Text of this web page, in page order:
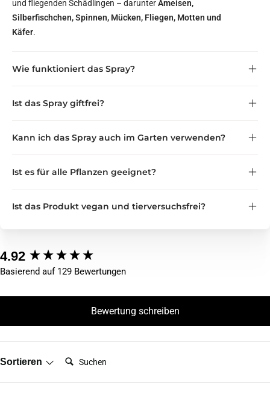
und fliegenden Schädlingen – darunterAmeisen,
Silberfischchen, Spinnen, Mücken, Fliegen, Motten und
Käfer.
Wie funktioniert das Spray?
natürliche Duftbarriere
Ist das Spray giftfrei?
Giften
Kann ich das Spray auch im Garten verwenden?
auch für den Garten
Ist es für alle Pflanzen geeignet?
Pflanzen
Ist das Produkt vegan und tierversuchsfrei?
4.92
Basierend auf 129 Bewertungen
Bewertung schreiben
Sortieren Suchen:
New content loaded